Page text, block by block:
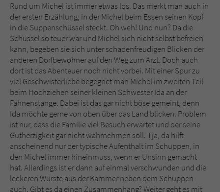
Rund um Michel ist immer etwas los. Das merkt man auch in
der ersten Erzählung, in der Michel beim Essen seinen Kopf
in die Suppenschüssel steckt. Oh weh! Und nun? Da die
Schüssel so teuer war und Michel sich nicht selbst befreien
kann, begeben sie sich unter schadenfreudigen Blicken der
anderen Dorfbewohner auf den Weg zum Arzt. Doch auch
dort ist das Abenteuer noch nicht vorbei. Mit einer Spur zu
viel Geschwisterliebe begegnet man Michel im zweiten Teil
beim Hochziehen seiner kleinen Schwester Ida an der
Fahnenstange. Dabei ist das gar nicht böse gemeint, denn
Ida möchte gerne von oben über das Land blicken. Problem
ist nur, dass die Familie viel Besuch erwartet und der seine
Gutherzigkeit gar nicht wahrnehmen soll. Tja, da hilft
anscheinend nur der typische Aufenthalt im Schuppen, in
den Michel immer hineinmuss, wenn er Unsinn gemacht
hat. Allerdings ist er dann auf einmal verschwunden und die
leckeren Würste aus der Kammer neben dem Schuppen
auch. Gibt es da einen Zusammenhang? Weiter geht es mit